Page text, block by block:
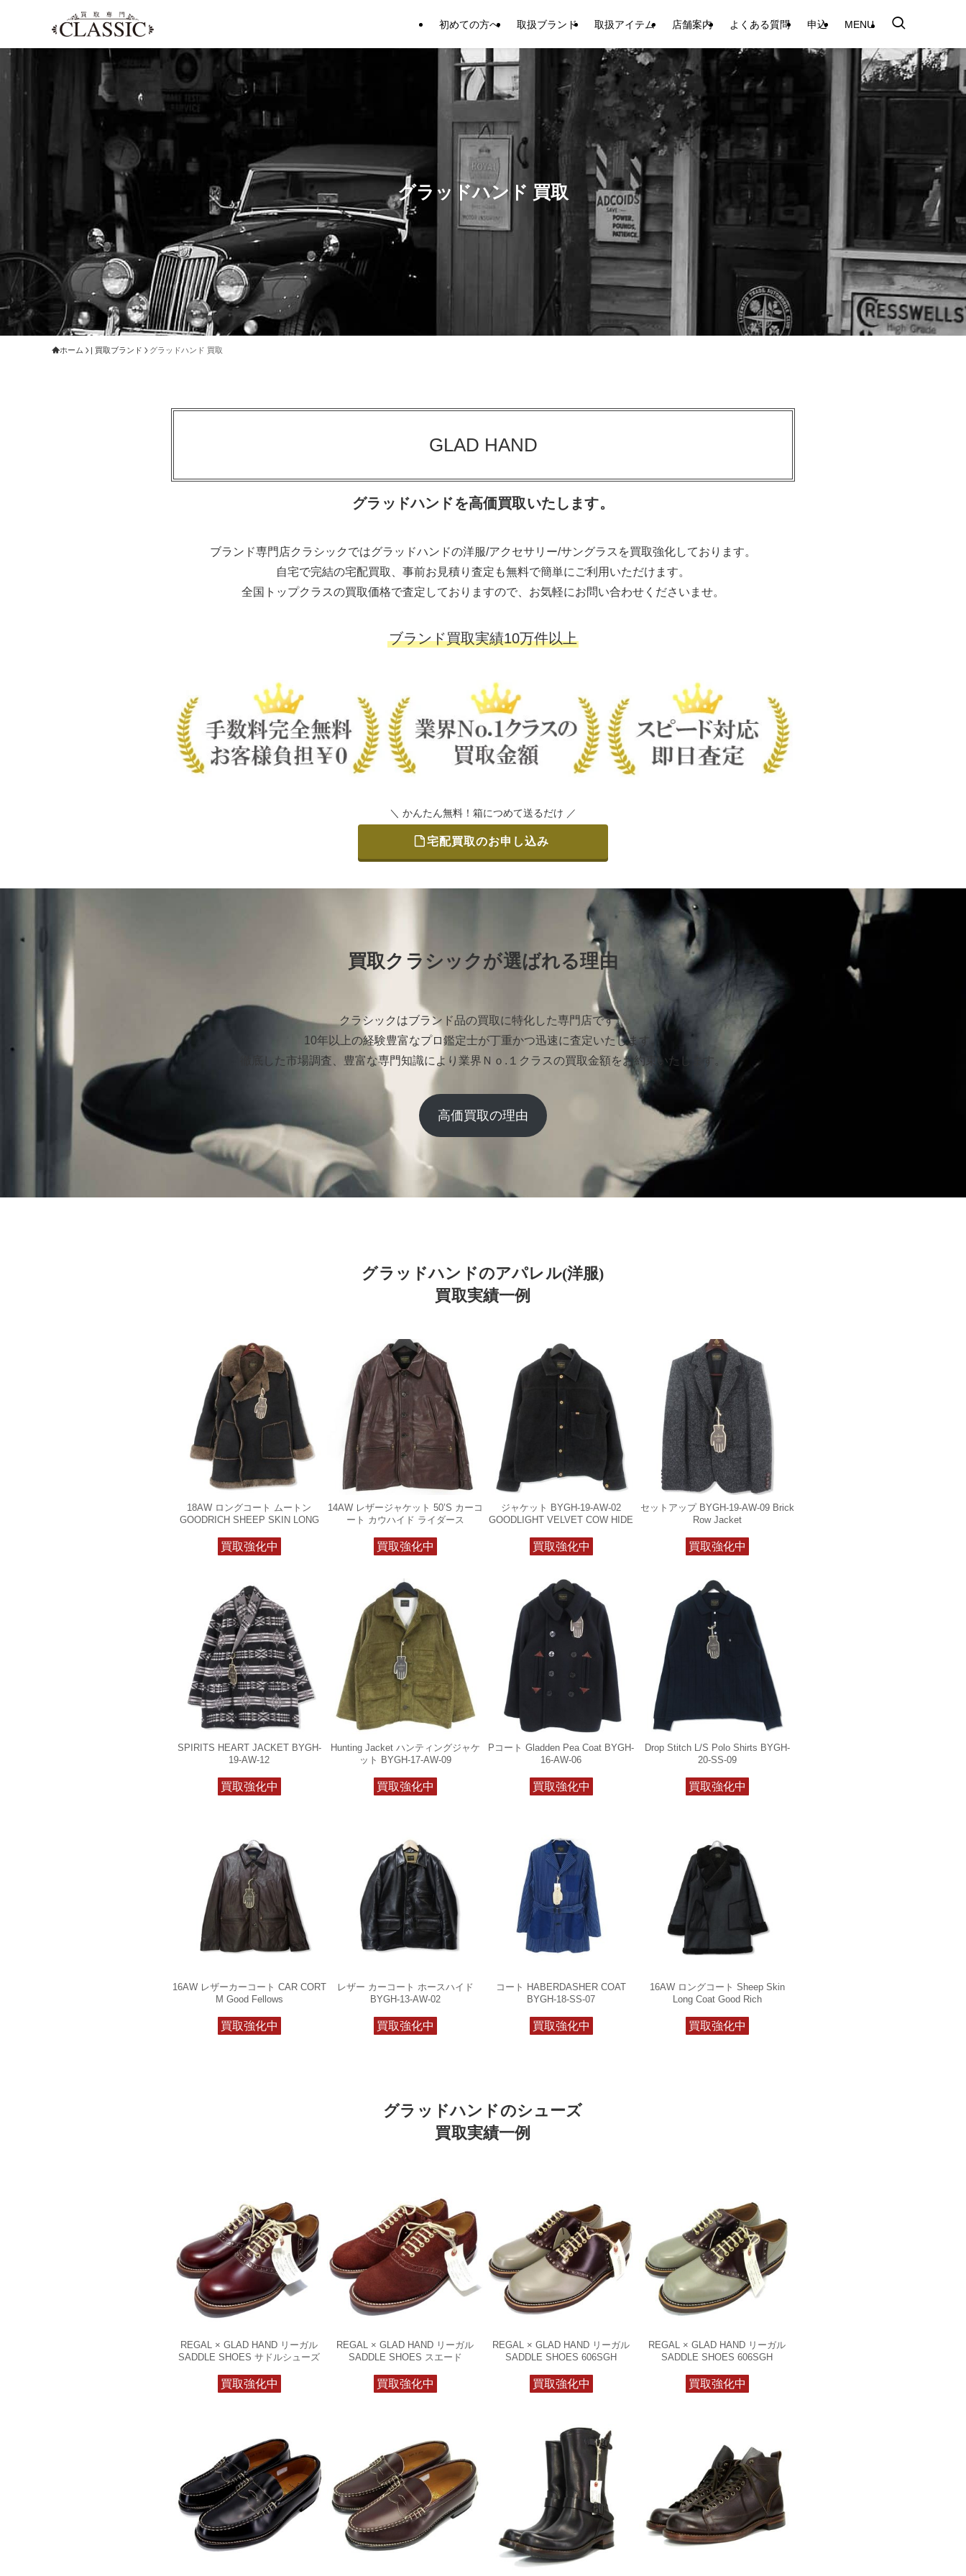
初めての方へ 取扱ブランド 取扱アイテム 店舗案内 よくある質問 申込 MENU
グラッドハンド 買取
ホーム | 買取ブランド グラッドハンド 買取
GLAD HAND
グラッドハンドを高価買取いたします。
ブランド専門店クラシックではグラッドハンドの洋服/アクセサリー/サングラスを買取強化しております。
自宅で完結の宅配買取、事前お見積り査定も無料で簡単にご利用いただけます。
全国トップクラスの買取価格で査定しておりますので、お気軽にお問い合わせくださいませ。
ブランド買取実績10万件以上
＼ かんたん無料！箱につめて送るだけ ／
宅配買取のお申し込み
買取クラシックが選ばれる理由
クラシックはブランド品の買取に特化した専門店です。
10年以上の経験豊富なプロ鑑定士が丁重かつ迅速に査定いたします。
徹底した市場調査、豊富な専門知識により業界Ｎｏ.１クラスの買取金額をお約束いたします。
高価買取の理由
グラッドハンドのアパレル(洋服)
買取実績一例
18AW ロングコート ムートン
GOODRICH SHEEP SKIN LONG
買取強化中
14AW レザージャケット 50’S カーコ
ート カウハイド ライダース
買取強化中
ジャケット BYGH-19-AW-02
GOODLIGHT VELVET COW HIDE
買取強化中
セットアップ BYGH-19-AW-09 Brick
Row Jacket
買取強化中
SPIRITS HEART JACKET BYGH-
19-AW-12
買取強化中
Hunting Jacket ハンティングジャケ
ット BYGH-17-AW-09
買取強化中
Pコート Gladden Pea Coat BYGH-
16-AW-06
買取強化中
Drop Stitch L/S Polo Shirts BYGH-
20-SS-09
買取強化中
16AW レザーカーコート CAR CORT
M Good Fellows
買取強化中
レザー カーコート ホースハイド
BYGH-13-AW-02
買取強化中
コート HABERDASHER COAT
BYGH-18-SS-07
買取強化中
16AW ロングコート Sheep Skin
Long Coat Good Rich
買取強化中
グラッドハンドのシューズ
買取実績一例
REGAL × GLAD HAND リーガル
SADDLE SHOES サドルシューズ
買取強化中
REGAL × GLAD HAND リーガル
SADDLE SHOES スエード
買取強化中
REGAL × GLAD HAND リーガル
SADDLE SHOES 606SGH
買取強化中
REGAL × GLAD HAND リーガル
SADDLE SHOES 606SGH
買取強化中